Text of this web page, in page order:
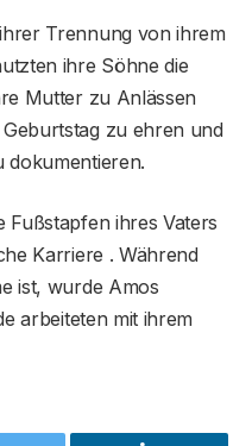
Trennung von ihrem
ihre Söhne die
Mutter zu Anlässen
zu ehren und
dokumentieren.
Fußstapfen ihres Vaters
Karriere . Während
ist, wurde Amos
arbeiteten mit ihrem